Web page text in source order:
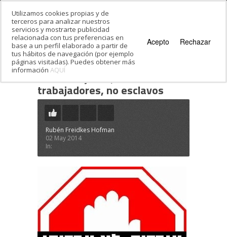
Estás en:
raíces · trabajadores, no esclavos
trabajadores, no esclavos
Rubén Freidkes Hofman
02 May 2014
In:
Utilizamos cookies propias y de
terceros para analizar nuestros
servicios y mostrarte publicidad
relacionada con tus preferencias en
base a un perfil elaborado a partir de
tus hábitos de navegación (por ejemplo
páginas visitadas). Puedes obtener más
información AQUÍ
Acepto Rechazar